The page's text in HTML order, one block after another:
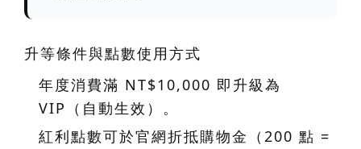
升等條件與點數使用方式
年度消費滿 NT$10,000 即升級為
VIP（自動生效）。
紅利點數可於官網折抵購物金（ 200 點 =